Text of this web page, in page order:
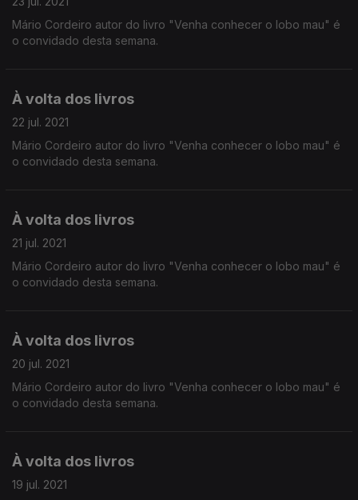
Mário Cordeiro autor do livro "Venha conhecer o lobo mau" é
o convidado desta semana.
À volta dos livros
22 jul. 2021
Mário Cordeiro autor do livro "Venha conhecer o lobo mau" é
o convidado desta semana.
À volta dos livros
21 jul. 2021
Mário Cordeiro autor do livro "Venha conhecer o lobo mau" é
o convidado desta semana.
À volta dos livros
20 jul. 2021
Mário Cordeiro autor do livro "Venha conhecer o lobo mau" é
o convidado desta semana.
À volta dos livros
19 jul. 2021